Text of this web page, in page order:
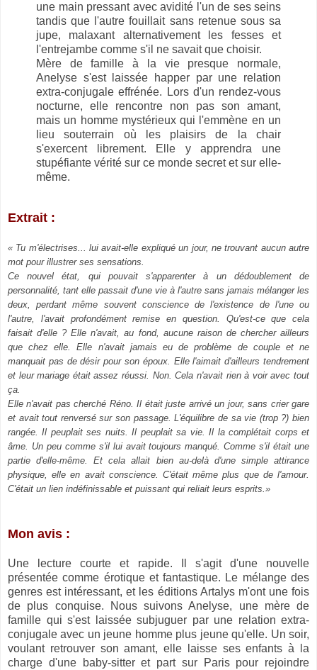
une main pressant avec avidité l'un de ses seins
tandis que l'autre fouillait sans retenue sous sa
jupe, malaxant alternativement les fesses et
l'entrejambe comme s'il ne savait que choisir.
Mère de famille à la vie presque normale,
Anelyse s'est laissée happer par une relation
extra-conjugale effrénée. Lors d'un rendez-vous
nocturne, elle rencontre non pas son amant,
mais un homme mystérieux qui l'emmène en un
lieu souterrain où les plaisirs de la chair
s'exercent librement. Elle y apprendra une
stupéfiante vérité sur ce monde secret et sur elle-
même.
Extrait :
« Tu m'électrises... lui avait-elle expliqué un jour, ne trouvant aucun autre
mot pour illustrer ses sensations.
Ce nouvel état, qui pouvait s'apparenter à un dédoublement de
personnalité, tant elle passait d'une vie à l'autre sans jamais mélanger les
deux, perdant même souvent conscience de l'existence de l'une ou
l'autre, l'avait profondément remise en question. Qu'est-ce que cela
faisait d'elle ? Elle n'avait, au fond, aucune raison de chercher ailleurs
que chez elle. Elle n'avait jamais eu de problème de couple et ne
manquait pas de désir pour son époux. Elle l'aimait d'ailleurs tendrement
et leur mariage était assez réussi. Non. Cela n'avait rien à voir avec tout
ça.
Elle n'avait pas cherché Réno. Il était juste arrivé un jour, sans crier gare
et avait tout renversé sur son passage. L'équilibre de sa vie (trop ?) bien
rangée. Il peuplait ses nuits. Il peuplait sa vie. Il la complétait corps et
âme. Un peu comme s'il lui avait toujours manqué. Comme s'il était une
partie d'elle-même. Et cela allait bien au-delà d'une simple attirance
physique, elle en avait conscience. C'était même plus que de l'amour.
C'était un lien indéfinissable et puissant qui reliait leurs esprits.»
Mon avis :
Une lecture courte et rapide. Il s'agit d'une nouvelle
présentée comme érotique et fantastique. Le mélange des
genres est intéressant, et les éditions Artalys m'ont une fois
de plus conquise. Nous suivons Anelyse, une mère de
famille qui s'est laissée subjuguer par une relation extra-
conjugale avec un jeune homme plus jeune qu'elle. Un soir,
voulant retrouver son amant, elle laisse ses enfants à la
charge d'une baby-sitter et part sur Paris pour rejoindre